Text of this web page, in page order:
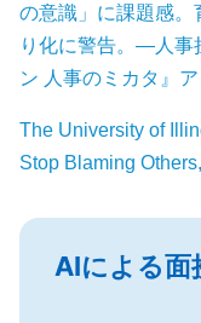
の意識」に課題感。
り化に警告。―人事
ン 人事のミカタ』
The University of
Stop Blaming
AIによる面